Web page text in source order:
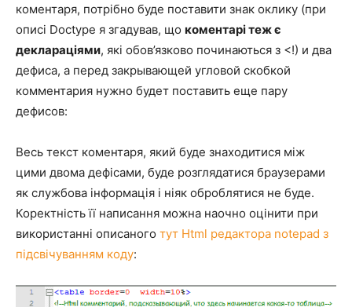
коментаря, потрібно буде поставити знак оклику (при
описі Doctype я згадував, що коментарі теж є
деклараціями, які обов’язково починаються з <!) и два
дефиса, а перед закрывающей угловой скобкой
комментария нужно будет поставить еще пару
дефисов:
Весь текст коментаря, який буде знаходитися між
цими двома дефісами, буде розглядатися браузерами
як службова інформація і ніяк оброблятися не буде.
Коректність її написання можна наочно оцінити при
використанні описаного тут Html редактора notepad з
підсвічуванням коду: